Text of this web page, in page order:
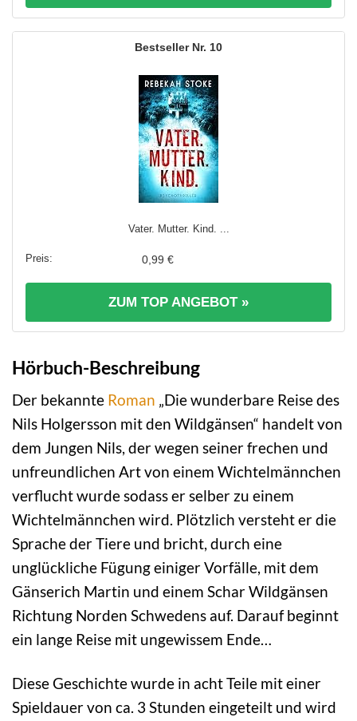
10
Vater. Mutter. Kind. ...
0,99 €
ZUM TOP ANGEBOT »
Hörbuch-Beschreibung
Der bekannte Roman „Die wunderbare Reise des
Nils Holgersson mit den Wildgänsen“ handelt von
dem Jungen Nils, der wegen seiner frechen und
unfreundlichen Art von einem Wichtelmännchen
verflucht wurde sodass er selber zu einem
Wichtelmännchen wird. Plötzlich versteht er die
Sprache der Tiere und bricht, durch eine
unglückliche Fügung einiger Vorfälle, mit dem
Gänserich Martin und einem Schar Wildgänsen
Richtung Norden Schwedens auf. Darauf beginnt
ein lange Reise mit ungewissem Ende…
Diese Geschichte wurde in acht Teile mit einer
Spieldauer von ca. 3 Stunden eingeteilt und wird